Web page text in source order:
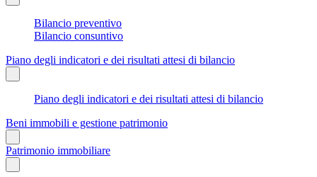
Bilancio preventivo
Bilancio consuntivo
Piano degli indicatori e dei risultati attesi di bilancio
Piano degli indicatori e dei risultati attesi di bilancio
Beni immobili e gestione patrimonio
Patrimonio immobiliare